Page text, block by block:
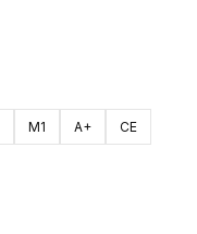
M1 A+ CE